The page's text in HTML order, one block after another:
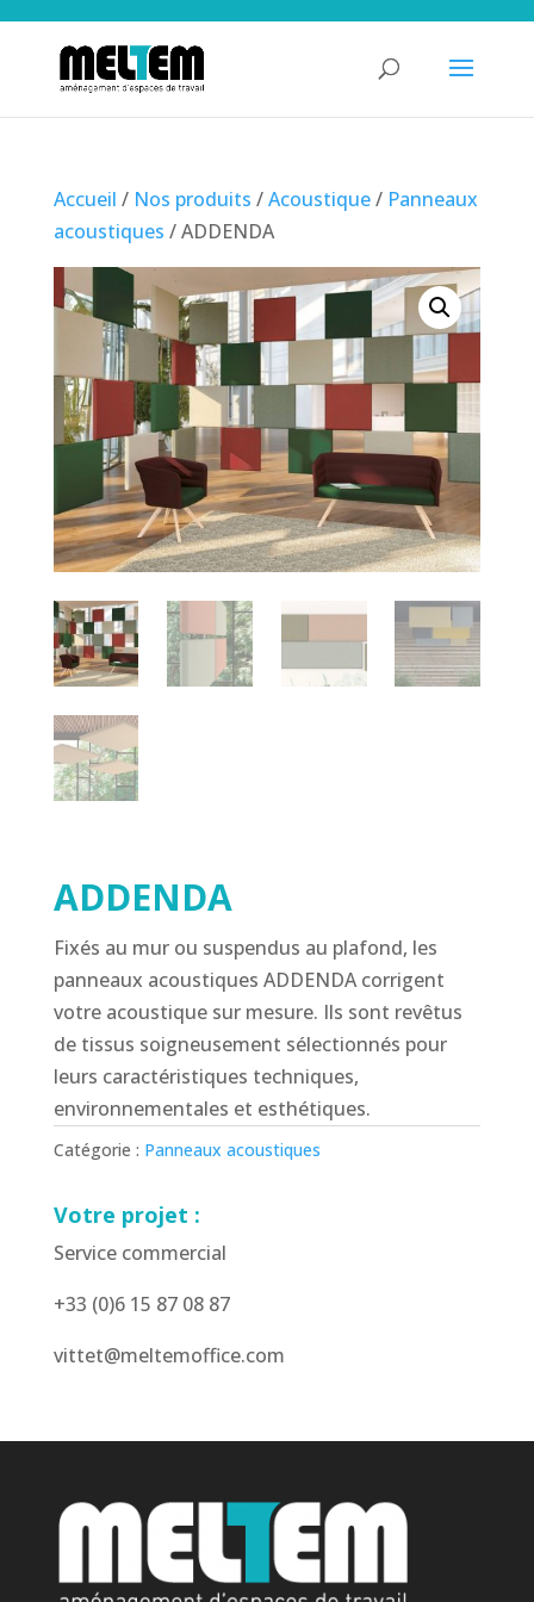
Accueil / Nos produits /Acoustique/ Panneaux
acoustiques / ADDENDA
ADDENDA
Fixés au mur ou suspendus au plafond, les
panneaux acoustiques ADDENDA corrigent
votre acoustique sur mesure. Ils sont revêtus
de tissus soigneusement sélectionnés pour
leurs caractéristiques techniques,
environnementales et esthétiques.
Catégorie : Panneaux acoustiques
Votre projet :
Service commercial
+33 (0)6 15 87 08 87
vittet@meltemoffice.com